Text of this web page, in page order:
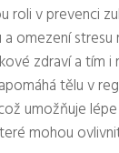
roli v prevenci
omezení
zdraví a tím i
tělu v
umožňuje
mohou